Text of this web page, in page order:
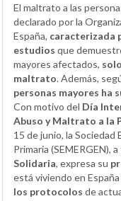
El maltrato a las
declarado por la
España, caracterizada
estudios que
mayores afectados,
maltrato. Además,
personas mayores ha
Con motivo del Día
Abuso y Maltrato a la
15 de junio, la
Primaria (SEMERGEN),
Solidaria, expresa su
está viviendo en
los protocolos de